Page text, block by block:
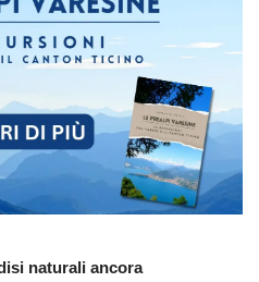
naturali ancora